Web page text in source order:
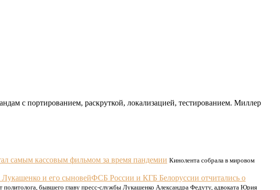
с портированием, раскруткой, локализацией, тестированием. Миллер
самым кассовым фильмом за время пандемии Кинолента собрала в мировом
ФСБ России и КГБ Белоруссии отчитались о
политолога, бывшего главу пресс-службы Лукашенко Александра Федуту, адвоката Юрия